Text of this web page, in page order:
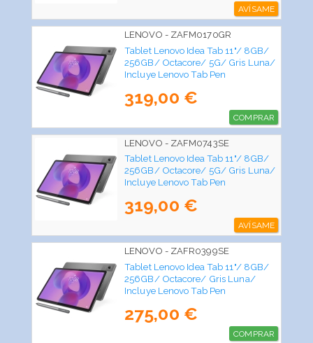
AVÍSAME
LENOVO - ZAFM0170GR
Tablet Lenovo Idea Tab 11"/ 8GB/
256GB/ Octacore/ 5G/ Gris Luna/
Incluye Lenovo Tab Pen
319,00 €
COMPRAR
LENOVO - ZAFM0743SE
Tablet Lenovo Idea Tab 11"/ 8GB/
256GB/ Octacore/ 5G/ Gris Luna/
Incluye Lenovo Tab Pen
319,00 €
AVÍSAME
LENOVO - ZAFR0399SE
Tablet Lenovo Idea Tab 11"/ 8GB/
256GB/ Octacore/ Gris Luna/
Incluye Lenovo Tab Pen
275,00 €
COMPRAR